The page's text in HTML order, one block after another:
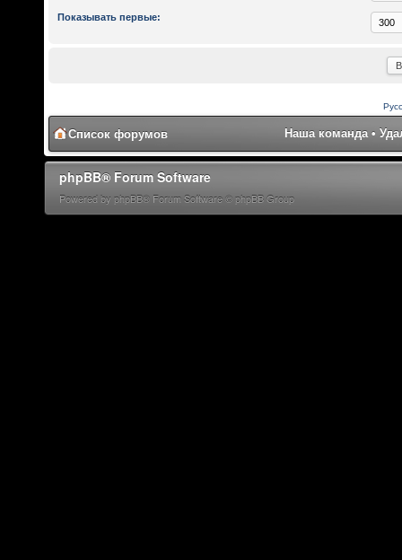
Показывать первые:
Список форумов Наша команда •
phpBB® Forum Software
Powered by phpBB® Forum Software © phpBB Group